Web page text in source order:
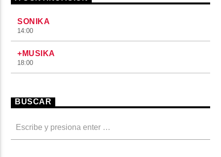
SONIKA
14:00
+MUSIKA
18:00
BUSCAR